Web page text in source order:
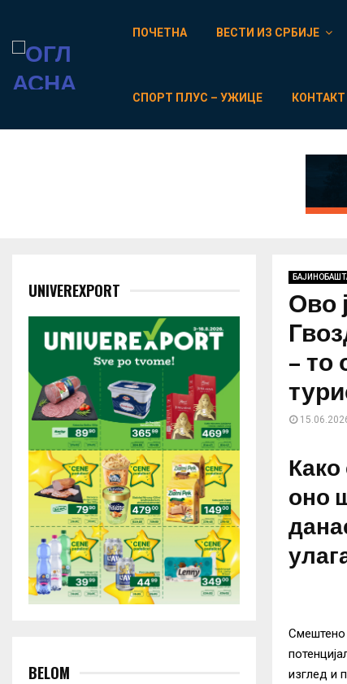
ПОЧЕТНА ВЕСТИ ИЗ СРБИЈЕ
СПОРТ ПЛУС – УЖИЦЕ КОНТАКТ
Ово
–
оно
Смештено
изглед и
UNIVEREXPORT
BELOM